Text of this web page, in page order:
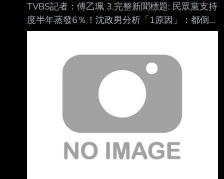
TVBS記者：傅乙珮 3.完整新聞標題: 民眾黨支持
度半年蒸發6％！沈政男分析「1原因」：都倒向
民進黨 4.完整新聞內文: 《美麗島民調》今日公
施政滿意度仍堅守 44.7%，與上月的43.9%相
差不大。然而對比民眾黨今年1月至5月的支持
度，卻持續下跌， 約5%。沈政男分析，這與創
黨主席柯文哲一審宣判重刑有關，並推測支持者
皆倒向民進黨 。 對比《美麗島民調》今年1月與
5月的國政民調顯示，民眾黨整體支持度從
12.1%下降至 7.1%。此外，民進黨期間的支持
度稍微上升。